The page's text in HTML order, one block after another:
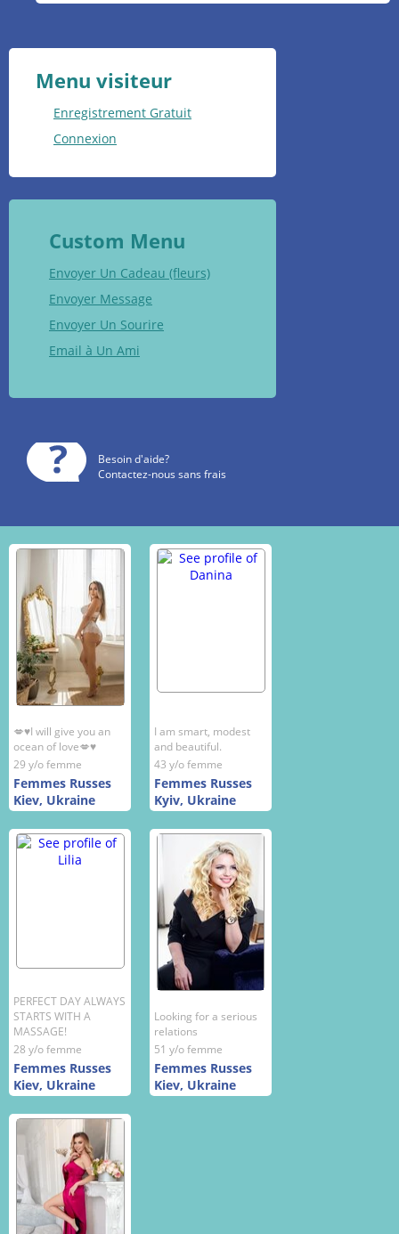
Menu visiteur
Enregistrement Gratuit
Connexion
Custom Menu
Envoyer Un Cadeau (fleurs)
Envoyer Message
Envoyer Un Sourire
Email à Un Ami
Besoin d'aide?
Contactez-nous sans frais
💋♥️I will give you an
ocean of love💋♥️
29 y/o femme
Femmes Russes
Kiev, Ukraine
I am smart, modest
and beautiful.
43 y/o femme
Femmes Russes
Kyiv, Ukraine
PERFECT DAY ALWAYS
STARTS WITH A
MASSAGE!
28 y/o femme
Femmes Russes
Kiev, Ukraine
Looking for a serious
relations
51 y/o femme
Femmes Russes
Kiev, Ukraine